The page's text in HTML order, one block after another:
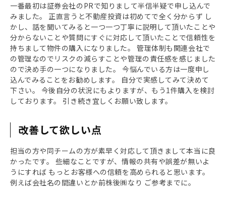
一番最初は証券会社のPRで知りまして半信半疑で申し込んで
みました。 正直言うと不動産投資は初めてで全く分からず し
かし、話を聞いてみると一つ一つ丁寧に説明して頂いたことや
分からないことや質問にすぐに対応して頂いたことで信頼性を
持ちまして物件の購入になりました。 管理体制も関連会社で
の管理なのでリスクの減らすことや管理の責任感を感じました
ので決め手の一つになりました。 今悩んでいる方は一度申し
込んでみることをお勧めします。 自分で実感してみて決めて
下さい。 今後自分の状況にもよりますが、もう1件購入を検討
しております。 引き続き宜しくお願い致します。
改善して欲しい点
担当の方や同チームの方が素早く対応して頂きまして本当に良
かったです。 些細なことですが、情報の共有や誤差が無いよ
うにすれば もっとお客様への信頼を高められると思います。
例えば会社名の間違いとか前株後㈱なり ご参考までに。